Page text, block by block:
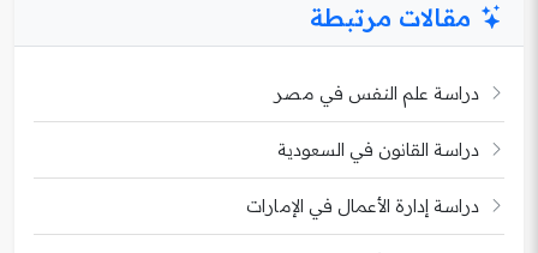
مقالات مرتبطة
دراسة علم النفس في مصر
دراسة القانون في السعودية
دراسة إدارة الأعمال في الإمارات